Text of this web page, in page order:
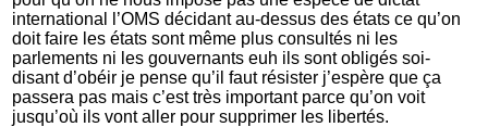
international l’OMS décidant au-dessus des états ce qu’on
doit faire les états sont même plus consultés ni les
parlements ni les gouvernants euh ils sont obligés soi-
disant d’obéir je pense qu’il faut résister j’espère que ça
passera pas mais c’est très important parce qu’on voit
jusqu’où ils vont aller pour supprimer les libertés.